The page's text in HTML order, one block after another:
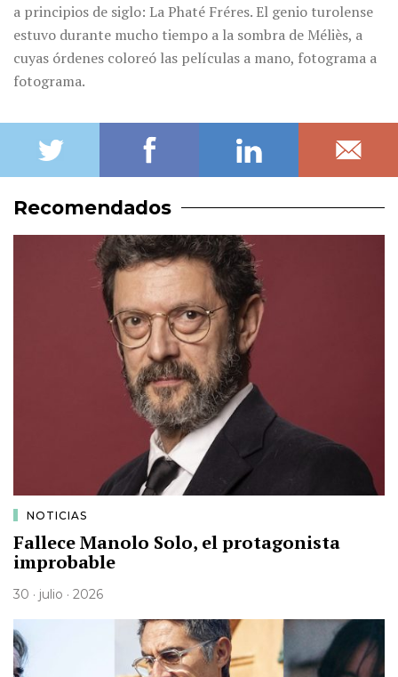
a principios de siglo: La Phaté Fréres. El genio turolense
estuvo durante mucho tiempo a la sombra de Méliès, a
cuyas órdenes coloreó las películas a mano, fotograma a
fotograma.
Recomendados
NOTICIAS
Fallece Manolo Solo, el protagonista
improbable
30 · julio · 2026